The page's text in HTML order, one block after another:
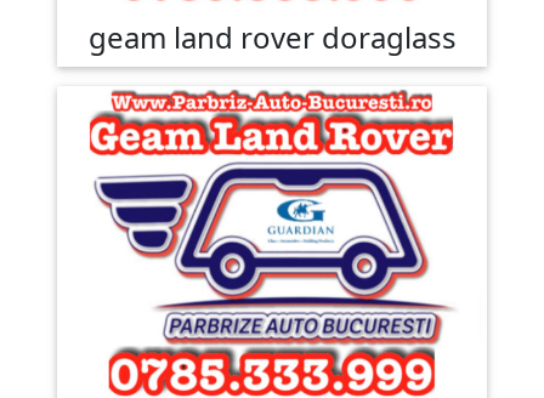
geam land rover doraglass